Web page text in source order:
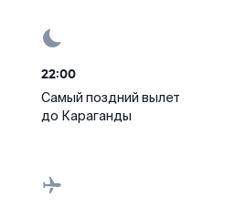
22:00
Самый поздний вылет
до Караганды